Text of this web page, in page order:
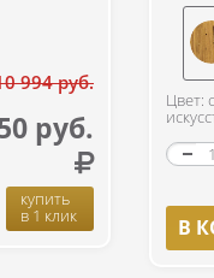
994 руб.
руб.
купить
в 1 клик
Цвет:
В